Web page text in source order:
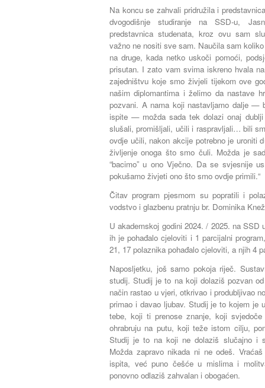
Na koncu se zahvali pridružila i
dvogodišnje studiranje na SSD-u,
predstavnica studenata, kroz ovu sam
važno ne nositi sve sam. Naučila sam
na druge, kada netko uskoči pomoći,
prisutan. I zato vam svima iskreno hvala
zajedništvu koje smo živjeli tijekom ove
našim diplomantima i želimo da nastave
pozvani. A nama koji nastavljamo dalje —
ispite — možda sada tek dolazi onaj
slušali, promišljali, učili i raspravljali… bili
ovdje učili, nakon akcije potrebno je
življenje onoga što smo čuli. Možda je
“bacimo” u ono Vječno. Da se svjesnije
pokušamo živjeti ono što smo ovdje primili.“
Čitav program pjesmom su popratili i
vodstvo i glazbenu pratnju br. Dominika
U akademskoj godini 2024. / 2025. na SSD
ih je pohađalo cjeloviti i 1 parcijalni
21, 17 polaznika pohađalo cjeloviti, a njih 4
Naposljetku, još samo pokoja riječ.
studij. Studij je to na koji dolaziš pozvan
način rastao u vjeri, otkrivao i produbljivao
primao i davao ljubav. Studij je to kojem je
tebe, koji ti prenose znanje, koji
ohrabruju na putu, koji teže istom cilju,
Studij je to na koji ne dolaziš slučajno i
Možda zapravo nikada ni ne odeš.
ispita, već puno češće u mislima i
ponovno odlaziš zahvalan i obogaćen.